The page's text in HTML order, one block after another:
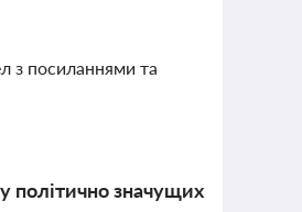
з посиланнями та
політично значущих